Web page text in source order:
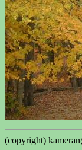
(copyright)